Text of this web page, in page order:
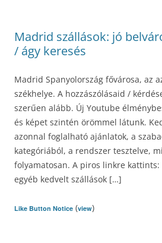
Madrid szállások: jó
/ ágy keresés
Madrid Spanyolország fővárosa, az
székhelye. A hozzászólásaid /
szerűen alább. Új Youtube
és képet szintén örömmel látunk.
azonnal foglalható ajánlatok, a
kategóriából, a rendszer tesztelve,
folyamatosan. A piros linkre
egyéb kedvelt szállások […]
Like Button Notice (view)